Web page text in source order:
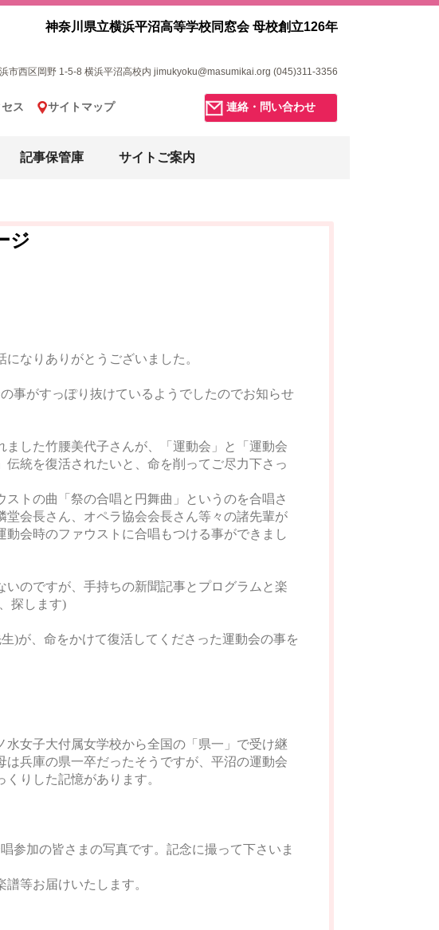
神奈川県立横浜平沼高等学校同窓会 母校創立126年
西区岡野 1-5-8 横浜平沼高校内 jimukyoku@masumikai.org (045)311-3356
連絡・問い合わせ
ス サイトマップ
記事保管庫 サイトご案内
ジ
なりありがとうございました。
事がすっぽり抜けているようでしたのでお知らせ
した竹腰美代子さんが、「運動会」と「運動会
統を復活されたいと、命を削ってご尽力下さっ
トの曲「祭の合唱と円舞曲」というのを合唱さ
会長さん、オペラ協会会長さん等々の諸先輩が
会時のファウストに合唱もつける事ができまし
のですが、手持ちの新聞記事とプログラムと楽
探します)
)が、命をかけて復活してくださった運動会の事を
水女子大付属女学校から全国の「県一」で受け継
兵庫の県一卒だったそうですが、平沼の運動会
りした記憶があります。
参加の皆さまの写真です。記念に撮って下さいま
等お届けいたします。